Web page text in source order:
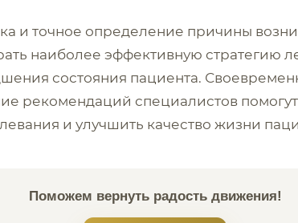
и точное определение причины
наиболее эффективную стратегию
состояния пациента.
рекомендаций специалистов
и улучшить качество жизни
Поможем вернуть радость движения!